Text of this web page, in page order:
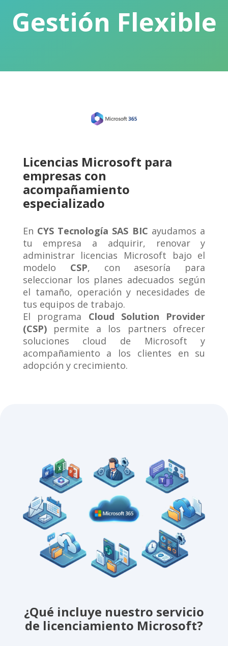
Gestión Flexible
Licencias Microsoft para
empresas con
acompañamiento
especializado
En CYS Tecnología SAS BIC ayudamos a
tu empresa a adquirir, renovar y
administrar licencias Microsoft bajo el
modelo CSP, con asesoría para
seleccionar los planes adecuados según
el tamaño, operación y necesidades de
tus equipos de trabajo.
El programa Cloud Solution Provider
(CSP)permite a los partners ofrecer
soluciones cloud de Microsoft y
acompañamiento a los clientes en su
adopción y crecimiento.
¿Qué incluye nuestro servicio
de licenciamiento Microsoft?